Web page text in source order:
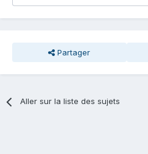
Partager
Aller sur la liste des sujets